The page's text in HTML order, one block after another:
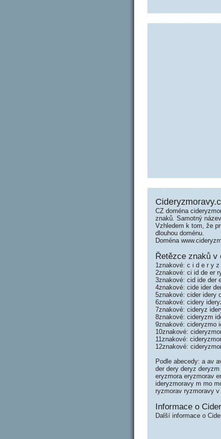
CZ doména
znaků. Samotný
Vzhledem k tom, že
dlouhou doménu.
Doména
Řetězce znaků v
1znakové: c i d e r y
2znakové: ci id de er
3znakové: cid ide der
4znakové: cide ider
5znakové: cider idery
6znakové: cidery
7znakové: cideryz
8znakové: cideryzm
9znakové: cideryzmo
10znakové:
11znakové:
12znakové:
Podle abecedy: a av
der dery deryz
eryzmora eryzmorav
ideryzmoravy m mo
ryzmorav ryzmoravy
Informace o
Další informace o